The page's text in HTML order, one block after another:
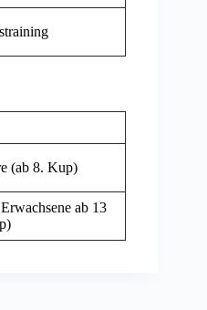
(ab 8. Kup)
ab 13